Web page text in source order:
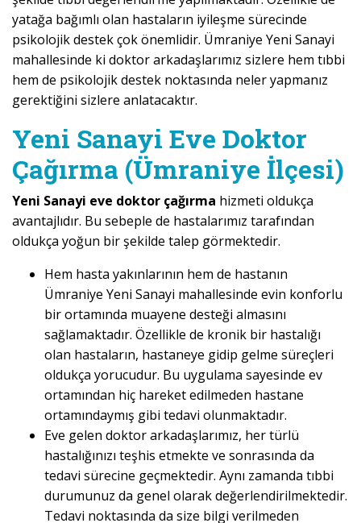
yatağa bağımlı olan hastaların iyileşme sürecinde
psikolojik destek çok önemlidir. Ümraniye Yeni Sanayi
mahallesinde ki doktor arkadaşlarımız sizlere hem tıbbi
hem de psikolojik destek noktasında neler yapmanız
gerektiğini sizlere anlatacaktır.
Yeni Sanayi Eve Doktor
Çağırma (Ümraniye İlçesi)
Yeni Sanayi eve doktor çağırma hizmeti oldukça
avantajlıdır. Bu sebeple de hastalarımız tarafından
oldukça yoğun bir şekilde talep görmektedir.
Hem hasta yakınlarının hem de hastanın
Ümraniye Yeni Sanayi mahallesinde evin konforlu
bir ortamında muayene desteği almasını
sağlamaktadır. Özellikle de kronik bir hastalığı
olan hastaların, hastaneye gidip gelme süreçleri
oldukça yorucudur. Bu uygulama sayesinde ev
ortamından hiç hareket edilmeden hastane
ortamındaymış gibi tedavi olunmaktadır.
Eve gelen doktor arkadaşlarımız, her türlü
hastalığınızı teşhis etmekte ve sonrasında da
tedavi sürecine geçmektedir. Aynı zamanda tıbbi
durumunuz da genel olarak değerlendirilmektedir.
Tedavi noktasında da size bilgi verilmeden